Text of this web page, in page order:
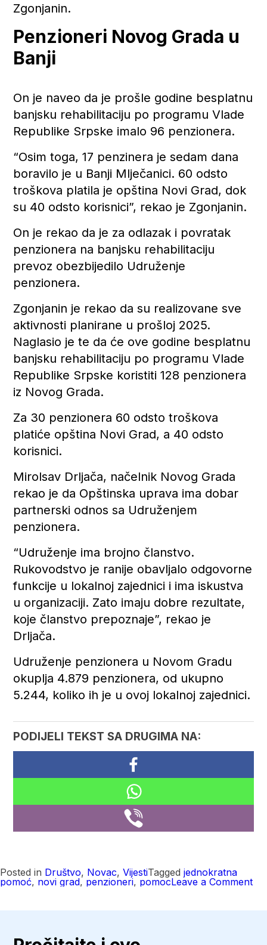
Zgonjanin.
Penzioneri Novog Grada u
Banji
On je naveo da je prošle godine besplatnu
banjsku rehabilitaciju po programu Vlade
Republike Srpske imalo 96 penzionera.
“Osim toga, 17 penzinera je sedam dana
boravilo je u Banji Mlječanici. 60 odsto
troškova platila je opština Novi Grad, dok
su 40 odsto korisnici”, rekao je Zgonjanin.
On je rekao da je za odlazak i povratak
penzionera na banjsku rehabilitaciju
prevoz obezbijedilo Udruženje
penzionera.
Zgonjanin je rekao da su realizovane sve
aktivnosti planirane u prošloj 2025.
Naglasio je te da će ove godine besplatnu
banjsku rehabilitaciju po programu Vlade
Republike Srpske koristiti 128 penzionera
iz Novog Grada.
Za 30 penzionera 60 odsto troškova
platiće opština Novi Grad, a 40 odsto
korisnici.
Mirolsav Drljača, načelnik Novog Grada
rekao je da Opštinska uprava ima dobar
partnerski odnos sa Udruženjem
penzionera.
“Udruženje ima brojno članstvo.
Rukovodstvo je ranije obavljalo odgovorne
funkcije u lokalnoj zajednici i ima iskustva
u organizaciji. Zato imaju dobre rezultate,
koje članstvo prepoznaje”, rekao je
Drljača.
Udruženje penzionera u Novom Gradu
okuplja 4.879 penzionera, od ukupno
5.244, koliko ih je u ovoj lokalnoj zajednici.
PODIJELI TEKST SA DRUGIMA NA:
Posted in Društvo, Novac, VijestiTagged jednokratna
pomoć, novi grad, penzioneri, pomocLeave a Commenton